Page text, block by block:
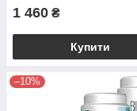
1 460 ₴
Купити
–10%